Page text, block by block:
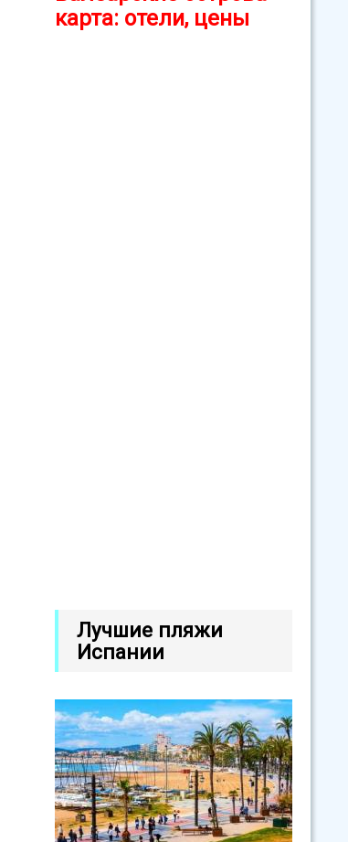
карта: отели, цены
Лучшие пляжи
Испании